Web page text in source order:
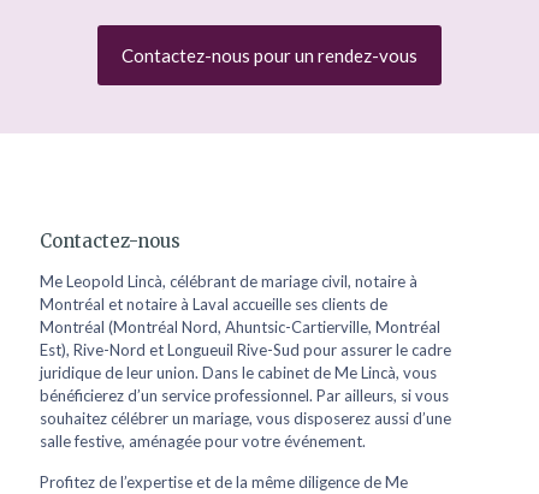
Contactez-nous pour un rendez-vous
Contactez-nous
Me Leopold Lincà, célébrant de mariage civil, notaire à
Montréal et notaire à Laval accueille ses clients de
Montréal (Montréal Nord, Ahuntsic-Cartierville, Montréal
Est), Rive-Nord et Longueuil Rive-Sud pour assurer le cadre
juridique de leur union. Dans le cabinet de Me Lincà, vous
bénéficierez d’un service professionnel. Par ailleurs, si vous
souhaitez célébrer un mariage, vous disposerez aussi d’une
salle festive, aménagée pour votre événement.
Profitez de l’expertise et de la même diligence de Me